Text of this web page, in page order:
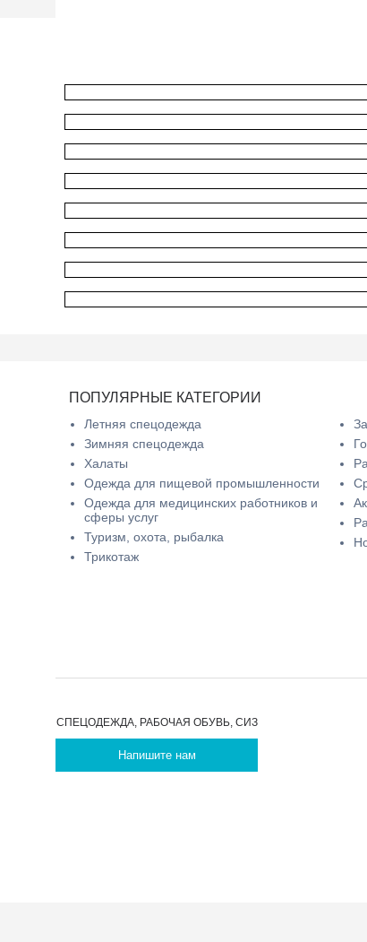
ПОПУЛЯРНЫЕ КАТЕГОРИИ
Летняя спецодежда
Зимняя спецодежда
Халаты
Одежда для пищевой промышленности
Одежда для медицинских работников и
сферы услуг
Туризм, охота, рыбалка
Трикотаж
СПЕЦОДЕЖДА, РАБОЧАЯ ОБУВЬ, СИЗ
Напишите нам